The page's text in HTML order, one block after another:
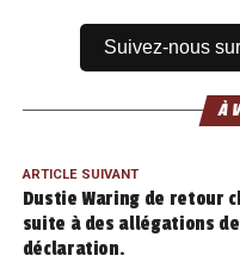
Suivez-nous
À
ARTICLE SUIVANT
Dustie Waring de retour
suite à des allégations
déclaration.